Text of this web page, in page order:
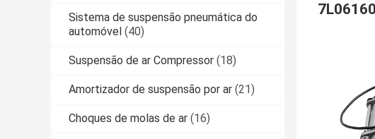
Sistema de suspensão pneumática do
automóvel (40)
Suspensão de ar Compressor (18)
Amortizador de suspensão por ar (21)
Choques de molas de ar (16)